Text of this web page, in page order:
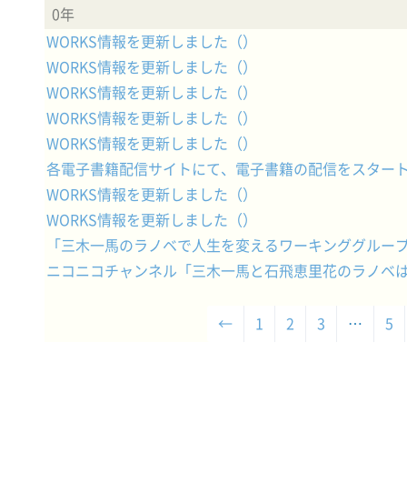
0年
WORKS情報を更新しました（）
WORKS情報を更新しました（）
WORKS情報を更新しました（）
WORKS情報を更新しました（）
WORKS情報を更新しました（）
各電子書籍配信サイトにて、電子書籍の配信をスター
WORKS情報を更新しました（）
WORKS情報を更新しました（）
「三木一馬のラノベで人生を変えるワーキンググルー
ニコニコチャンネル「三木一馬と石飛恵里花のラノベ
← 1 2 3 … 5